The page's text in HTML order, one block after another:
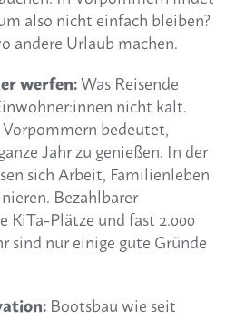
also nicht einfach bleiben?
andere Urlaub machen.
werfen:Was Reisende
nicht kalt.
bedeutet,
Jahr zu genießen. In der
sich Arbeit, Familienleben
Bezahlbarer
KiTa-Plätze und fast 2.000
sind nur einige gute Gründe
Bootsbau wie seit